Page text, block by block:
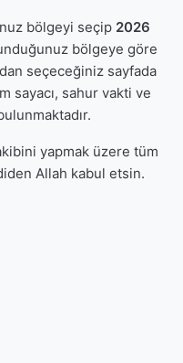
bölgeyi seçip 2026
bölgeye göre
seçeceğiniz sayfada
sayacı, sahur vakti ve
yapmak üzere tüm
Allah kabul etsin.